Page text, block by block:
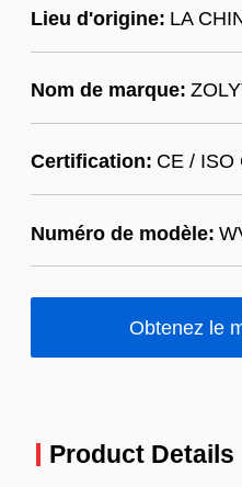
Lieu d'origine: LA
Nom de marque:
Certification: CE / ISO
Numéro de modèle:
Obtenez le
Product Details